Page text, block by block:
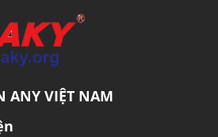
ANY VIỆT NAM